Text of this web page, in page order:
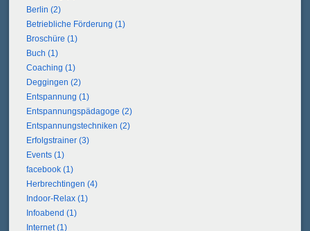
Berlin (2)
Betriebliche Förderung (1)
Broschüre (1)
Buch (1)
Coaching (1)
Deggingen (2)
Entspannung (1)
Entspannungspädagoge (2)
Entspannungstechniken (2)
Erfolgstrainer (3)
Events (1)
facebook (1)
Herbrechtingen (4)
Indoor-Relax (1)
Infoabend (1)
Internet (1)